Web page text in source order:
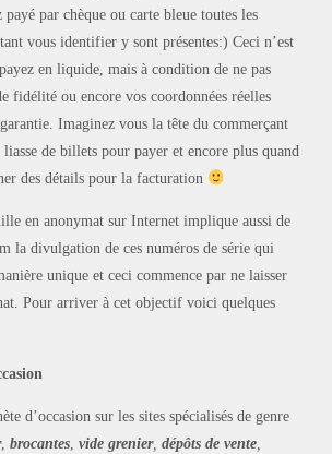
payé par chèque ou carte bleue toutes les
vous identifier y sont présentes:) Ceci n’est
en liquide, mais à condition de ne pas
fidélité ou encore vos coordonnées réelles
Imaginez vous la tête du commerçant
de billets pour payer et encore plus quand
des détails pour la facturation
en anonymat sur Internet implique aussi de
la divulgation de ces numéros de série qui
unique et ceci commence par ne laisser
Pour arriver à cet objectif voici quelques
d’occasion sur les sites spécialisés de genre
, brocantes, vide grenier, dépôts de vente,